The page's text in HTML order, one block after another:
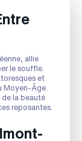
allie
le souffle.
et
Moyen-Âge.
la beauté
reposantes.